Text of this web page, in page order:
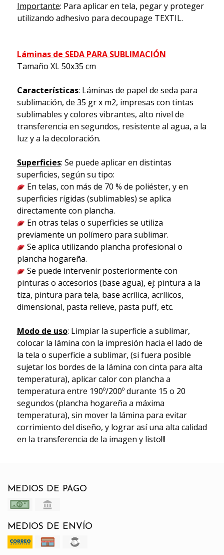
Importante: Para aplicar en tela, pegar y proteger
utilizando adhesivo para decoupage TEXTIL.
Láminas de SEDA PARA SUBLIMACIÓN
Tamaño XL 50x35 cm
Características: Láminas de papel de seda para
sublimación, de 35 gr x m2, impresas con tintas
sublimables y colores vibrantes, alto nivel de
transferencia en segundos, resistente al agua, a la
luz y a la decoloración.
Superficies: Se puede aplicar en distintas
superficies, según su tipo:
En telas, con más de 70 % de poliéster, y en
superficies rígidas (sublimables) se aplica
directamente con plancha.
En otras telas o superficies se utiliza
previamente un polímero para sublimar.
Se aplica utilizando plancha profesional o
plancha hogareña.
Se puede intervenir posteriormente con
pinturas o accesorios (base agua), ej: pintura a la
tiza, pintura para tela, base acrílica, acrílicos,
dimensional, pasta relieve, pasta puff, etc.
Modo de uso: Limpiar la superficie a sublimar,
colocar la lámina con la impresión hacia el lado de
la tela o superficie a sublimar, (si fuera posible
sujetar los bordes de la lámina con cinta para alta
temperatura), aplicar calor con plancha a
temperatura entre 190º/200º durante 15 o 20
segundos (plancha hogareña a máxima
temperatura), sin mover la lámina para evitar
corrimiento del diseño, y lograr así una alta calidad
en la transferencia de la imagen y listo!!!
MEDIOS DE PAGO
MEDIOS DE ENVÍO